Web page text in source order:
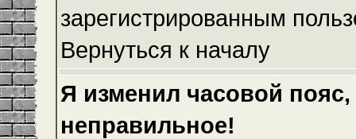
зарегистрированным
Вернуться к началу
Я изменил часовой
неправильное!